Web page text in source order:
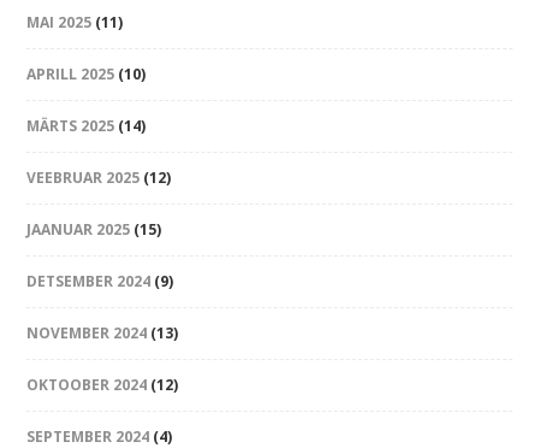
MAI 2025 (11)
APRILL 2025 (10)
MÄRTS 2025 (14)
VEEBRUAR 2025 (12)
JAANUAR 2025 (15)
DETSEMBER 2024 (9)
NOVEMBER 2024 (13)
OKTOOBER 2024 (12)
SEPTEMBER 2024 (4)